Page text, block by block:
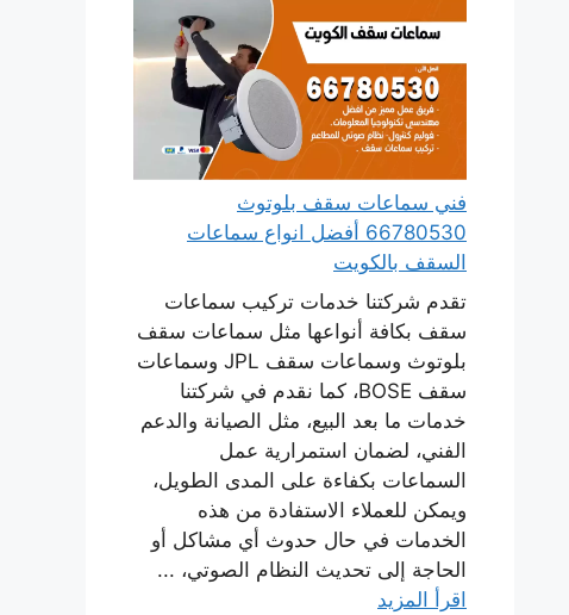
فني سماعات سقف بلوتوث
66780530 أفضل انواع سماعات
السقف بالكويت
تقدم شركتنا خدمات تركيب سماعات
سقف بكافة أنواعها مثل سماعات سقف
بلوتوث وسماعات سقف JPL وسماعات
سقف BOSE، كما نقدم في شركتنا
خدمات ما بعد البيع، مثل الصيانة والدعم
الفني، لضمان استمرارية عمل
السماعات بكفاءة على المدى الطويل،
ويمكن للعملاء الاستفادة من هذه
الخدمات في حال حدوث أي مشاكل أو
الحاجة إلى تحديث النظام الصوتي، ...
اقرأ المزيد